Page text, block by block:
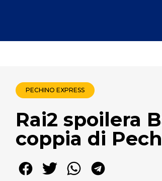
PECHINO EXPRESS
Rai2 spoilera
coppia di